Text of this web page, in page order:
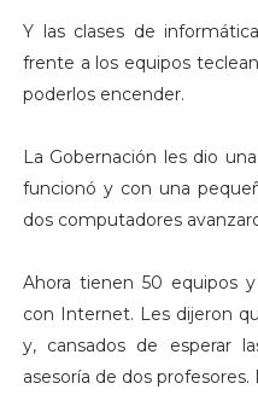
Y las clases de
frente a los equipos
poderlos encender.
La Gobernación les dio
funcionó y con una
dos computadores
Ahora tienen 50 equipos
con Internet. Les dijeron
y, cansados de esperar
asesoría de dos